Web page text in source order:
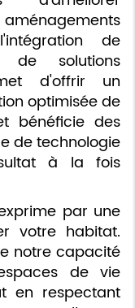
de
de solutions
d'offrir un
optimisée de
bénéficie des
de technologie
à la fois
par une
votre habitat.
notre capacité
de vie
en respectant